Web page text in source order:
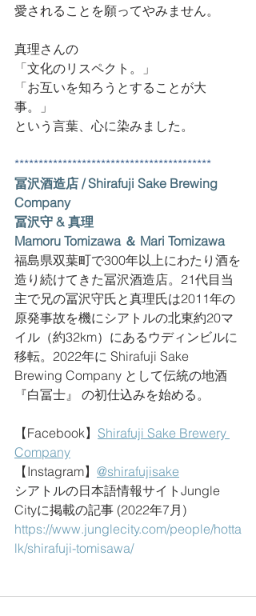
愛されることを願ってやみません。
真理さんの
「文化のリスペクト。」
「お互いを知ろうとすることが大
事。」
という言葉、心に染みました。
*****************************************
冨沢酒造店 / Shirafuji Sake Brewing
Company
冨沢守 & 真理
​Mamoru Tomizawa ＆ Mari Tomizawa
福島県双葉町で300年以上にわたり酒を
造り続けてきた冨沢酒造店。21代目当
主で兄の冨沢守氏と真理氏は2011年の
原発事故を機にシアトルの北東約20マ
イル（約32km）にあるウディンビルに
移転。2022年に Shirafuji Sake
Brewing Company として伝統の地酒
『白冨士』 の初仕込みを始める。
【Facebook】 Shirafuji Sake Brewery
Company
【Instagram】 @shirafujisake
シアトルの日本語情報サイトJungle
Cityに掲載の記事 (2022年7月)
https://www.junglecity.com/people/hotta
lk/shirafuji-tomisawa/